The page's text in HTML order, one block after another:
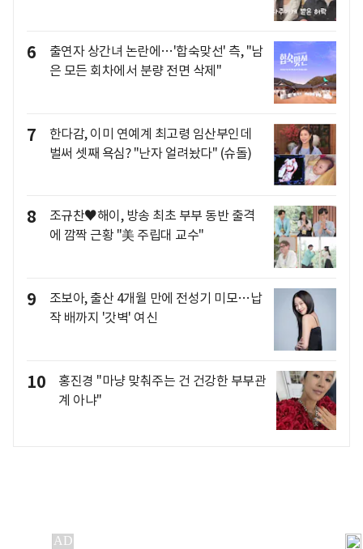
6
출연자 상간녀 논란에…'합숙맞선' 측, "남
은 모든 회차에서 분량 전면 삭제"
7
한다감, 이미 연예계 최고령 임산부인데
벌써 셋째 욕심? "난자 얼려놨다" (슈돌)
8
조규찬♥해이, 방송 최초 부부 동반 출격
에 깜짝 근황 "美 주립대 교수"
9
조보아, 출산 4개월 만에 전성기 미모…납
작 배까지 '갓벽' 여신
10
홍진경 "마냥 맞춰주는 건 건강한 부부관
계 아냐"